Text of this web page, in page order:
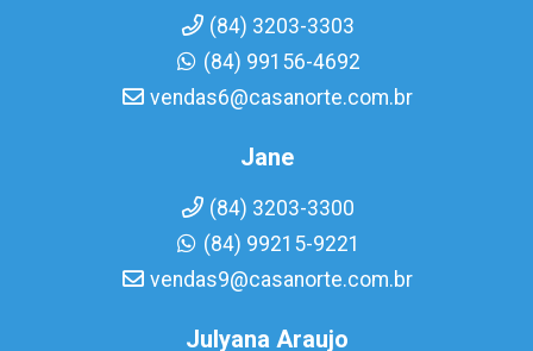
(84) 3203-3303
(84) 99156-4692
vendas6@casanorte.com.br
Jane
(84) 3203-3300
(84) 99215-9221
vendas9@casanorte.com.br
Julyana Araujo